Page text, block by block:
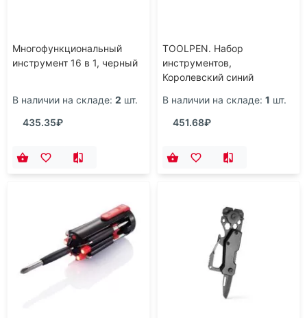
Многофункциональный
инструмент 16 в 1, черный
В наличии на складе: 2 шт.
435.35₽
TOOLPEN. Набор
инструментов,
Королевский синий
В наличии на складе: 1 шт.
451.68₽